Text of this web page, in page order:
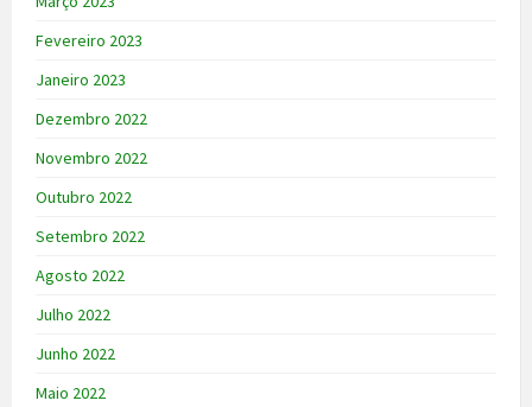
Fevereiro 2023
Janeiro 2023
Dezembro 2022
Novembro 2022
Outubro 2022
Setembro 2022
Agosto 2022
Julho 2022
Junho 2022
Maio 2022